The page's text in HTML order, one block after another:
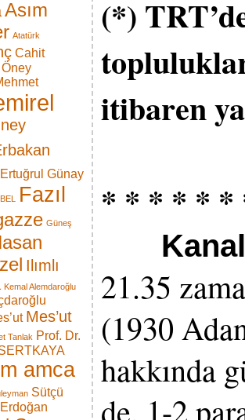
Asım
Atatürk
Cahit
Ertuğrul Günay
Fazıl
Güneş
Ilımlı
Kemal Alemdaroğlu
Mes’ut
Tanlak Prof. Dr.
amca
Sütçü
(*)
itibaren
* * * * *
Kanal
21.35
(1930
hakkında
de, 1-2